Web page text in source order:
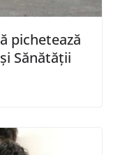
pichetează
Sănătăţii